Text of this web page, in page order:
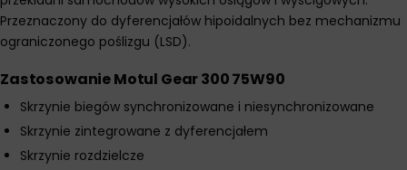
Przeznaczony do dyferencjałów hipoidalnych bez mechanizmu
ograniczonego poślizgu (LSD).
Zastosowanie Motul Gear 300 75W90
Skrzynie biegów synchronizowane i niesynchronizowane
Skrzynie zintegrowane z dyferencjałem
Skrzynie rozdzielcze